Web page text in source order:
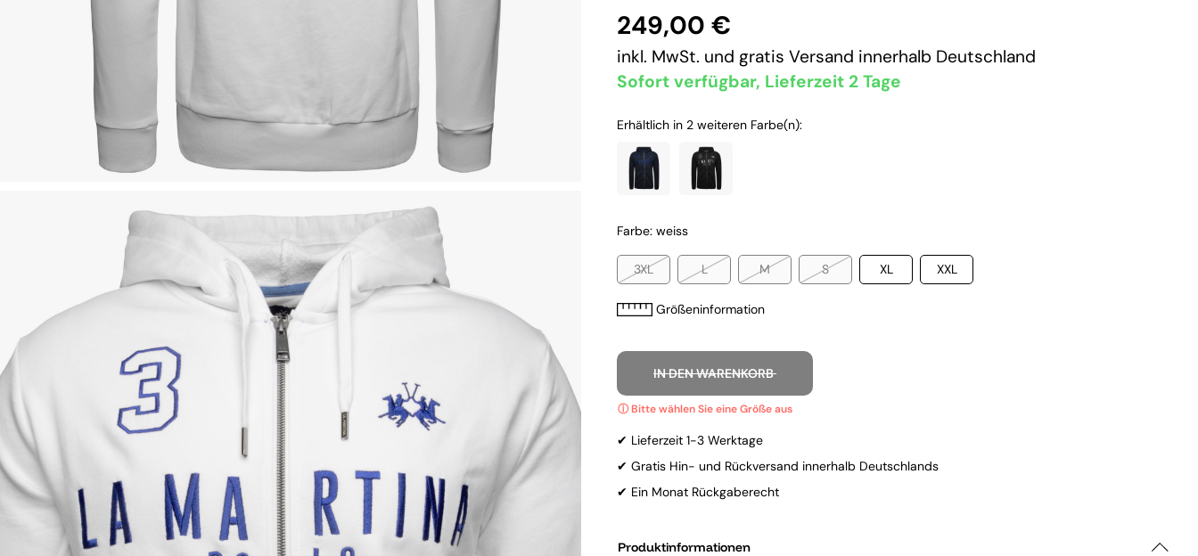
249,00 €
inkl. MwSt. und gratis Versand innerhalb Deutschland
Sofort verfügbar, Lieferzeit 2 Tage
Erhältlich in 2 weiteren Farbe(n):
Farbe: weiss
3XL L M S XL XXL
Größeninformation
IN DEN WARENKORB
✔ Lieferzeit 1-3 Werktage
✔ Gratis Hin- und Rückversand innerhalb Deutschlands
✔ Ein Monat Rückgaberecht
Produktinformationen